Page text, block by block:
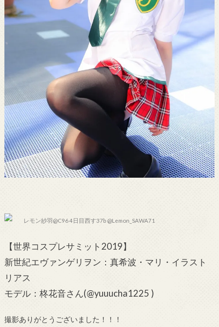
レモン紗羽@C96 4日目西す37b @Lemon_SAWA71
【世界コスプレサミット2019】
新世紀エヴァンゲリヲン：真希波・マリ・イラスト
リアス
モデル：柊花音さん(@yuuucha1225 )
撮影ありがとうございました！！！